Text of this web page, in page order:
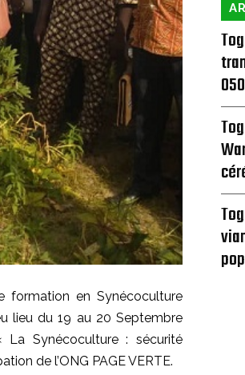
formation en Synécoculture
lieu du 19 au 20Septembre
La Synécoculture: sécurité
de l’ONG PAGE VERTE.